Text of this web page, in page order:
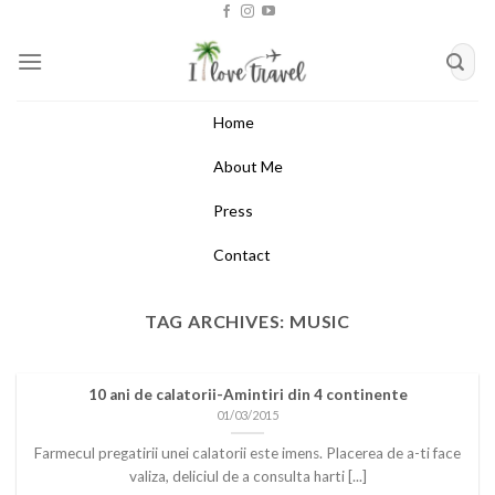
content
Home
About Me
Press
Contact
TAG ARCHIVES: MUSIC
10 ani de calatorii-Amintiri din 4 continente
01/03/2015
Farmecul pregatirii unei calatorii este imens. Placerea de a-ti face
valiza, deliciul de a consulta harti [...]